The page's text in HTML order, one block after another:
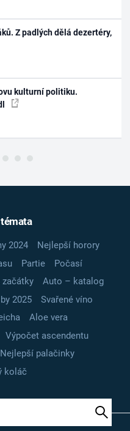
Z padlých dělá dezertéry,
kulturní politiku.
2024
Nejlepší horory
Partie
Počasí
začátky
Auto – katalog
2025
Svařené víno
Aloe vera
Výpočet ascendentu
Nejlepší palačinky
koláč